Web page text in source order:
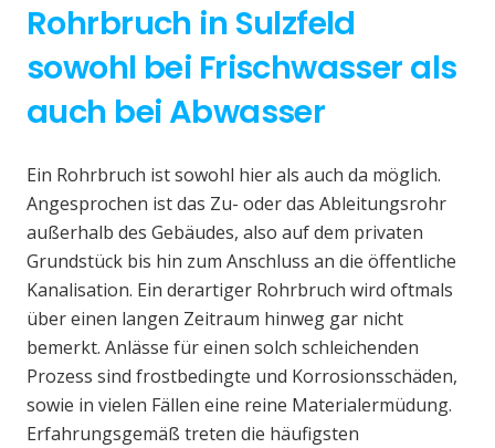
Rohrbruch in Sulzfeld
sowohl bei Frischwasser als
auch bei Abwasser
Ein Rohrbruch ist sowohl hier als auch da möglich.
Angesprochen ist das Zu- oder das Ableitungsrohr
außerhalb des Gebäudes, also auf dem privaten
Grundstück bis hin zum Anschluss an die öffentliche
Kanalisation. Ein derartiger Rohrbruch wird oftmals
über einen langen Zeitraum hinweg gar nicht
bemerkt. Anlässe für einen solch schleichenden
Prozess sind frostbedingte und Korrosionsschäden,
sowie in vielen Fällen eine reine Materialermüdung.
Erfahrungsgemäß treten die häufigsten